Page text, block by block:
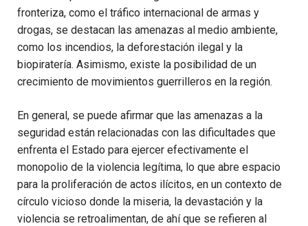
fronteriza, como el tráfico internacional de armas y
drogas, se destacan las amenazas al medio ambiente,
como los incendios, la deforestación ilegal y la
biopiratería. Asimismo, existe la posibilidad de un
crecimiento de movimientos guerrilleros en la región.
En general, se puede afirmar que las amenazas a la
seguridad están relacionadas con las dificultades que
enfrenta el Estado para ejercer efectivamente el
monopolio de la violencia legítima, lo que abre espacio
para la proliferación de actos ilícitos, en un contexto de
círculo vicioso donde la miseria, la devastación y la
violencia se retroalimentan, de ahí que se refieren al